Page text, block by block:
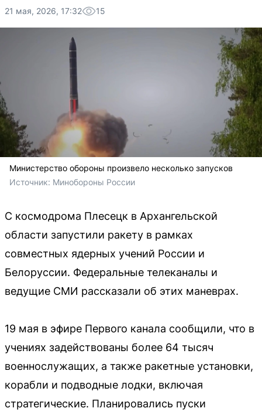
21 мая, 2026, 17:32 15
Министерство обороны произвело несколько запусков
Источник: Минобороны России
С космодрома Плесецк в Архангельской
области запустили ракету в рамках
совместных ядерных учений России и
Белоруссии. Федеральные телеканалы и
ведущие СМИ рассказали об этих маневрах.
19 мая в эфире Первого канала сообщили, что в
учениях задействованы более 64 тысяч
военнослужащих, а также ракетные установки,
корабли и подводные лодки, включая
стратегические. Планировались пуски